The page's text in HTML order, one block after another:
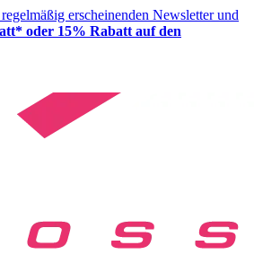
erscheinenden Newsletter und
oder 15% Rabatt auf den